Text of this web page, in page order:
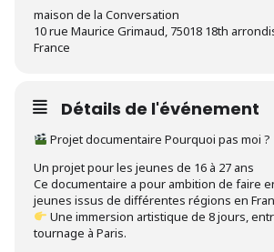
maison de la Conversation
10 rue Maurice Grimaud, 75018 18th
France
Détails de l'événement
Projet documentaire Pourquoi pas moi ?
Un projet pour les jeunes de 16 à 27 ans
Ce documentaire a pour ambition de faire
jeunes issus de différentes régions en
Une immersion artistique de 8 jours,
tournage à Paris.